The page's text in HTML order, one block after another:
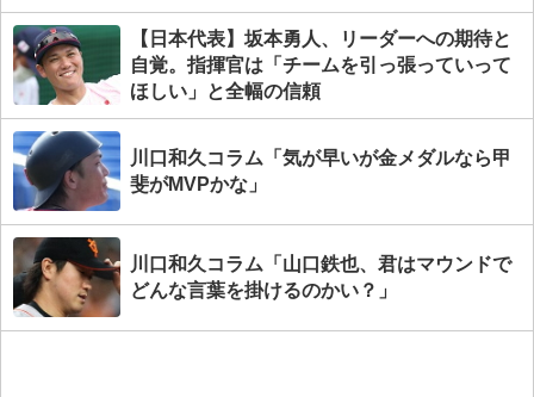
【日本代表】坂本勇人、リーダーへの期待と
自覚。指揮官は「チームを引っ張っていって
ほしい」と全幅の信頼
川口和久コラム「気が早いが金メダルなら甲
斐がMVPかな」
川口和久コラム「山口鉄也、君はマウンドで
どんな言葉を掛けるのかい？」